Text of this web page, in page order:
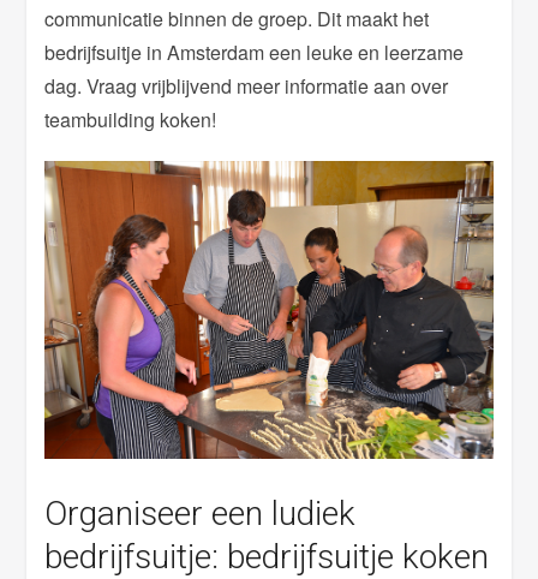
communicatie binnen de groep. Dit maakt het
bedrijfsuitje in Amsterdam een leuke en leerzame
dag. Vraag vrijblijvend meer informatie aan over
teambuilding koken!
Organiseer een ludiek
bedrijfsuitje: bedrijfsuitje koken